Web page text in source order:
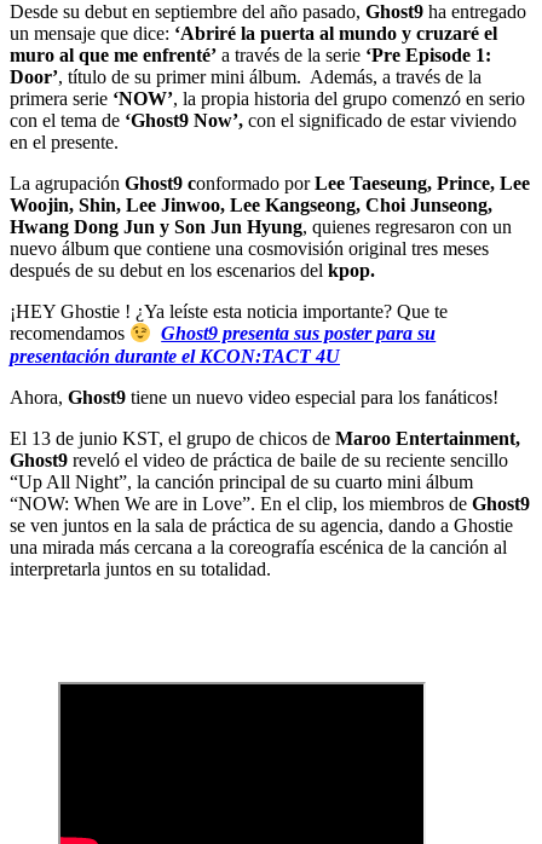
Desde su debut en septiembre del año pasado, Ghost9 ha entregado
un mensaje que dice: ‘Abriré la puerta al mundo y cruzaré el
muro al que me enfrenté’ a través de la serie ‘Pre Episode 1:
Door’, título de su primer mini álbum. Además, a través de la
primera serie ‘NOW’, la propia historia del grupo comenzó en serio
con el tema de ‘Ghost9 Now’, con el significado de estar viviendo
en el presente.
La agrupación Ghost9 conformado porLee Taeseung, Prince, Lee
Woojin, Shin, Lee Jinwoo, Lee Kangseong, Choi Junseong,
Hwang Dong Jun y Son Jun Hyung, quienes regresaron con un
nuevo álbum que contiene una cosmovisión original tres meses
después de su debut en los escenarios del kpop.
¡HEY Ghostie ! ¿Ya leíste esta noticia importante? Que te
recomendamos
Ghost9 presenta sus poster para su
presentación durante el KCON:TACT 4U
Ahora, Ghost9 tiene un nuevo video especial para los fanáticos!
El 13 de junio KST, el grupo de chicos de Maroo Entertainment,
Ghost9 reveló el video de práctica de baile de su reciente sencillo
“Up All Night”, la canción principal de su cuarto mini álbum
“NOW: When We are in Love”. En el clip, los miembros de Ghost9
se ven juntos en la sala de práctica de su agencia, dando a Ghostie
una mirada más cercana a la coreografía escénica de la canción al
interpretarla juntos en su totalidad.